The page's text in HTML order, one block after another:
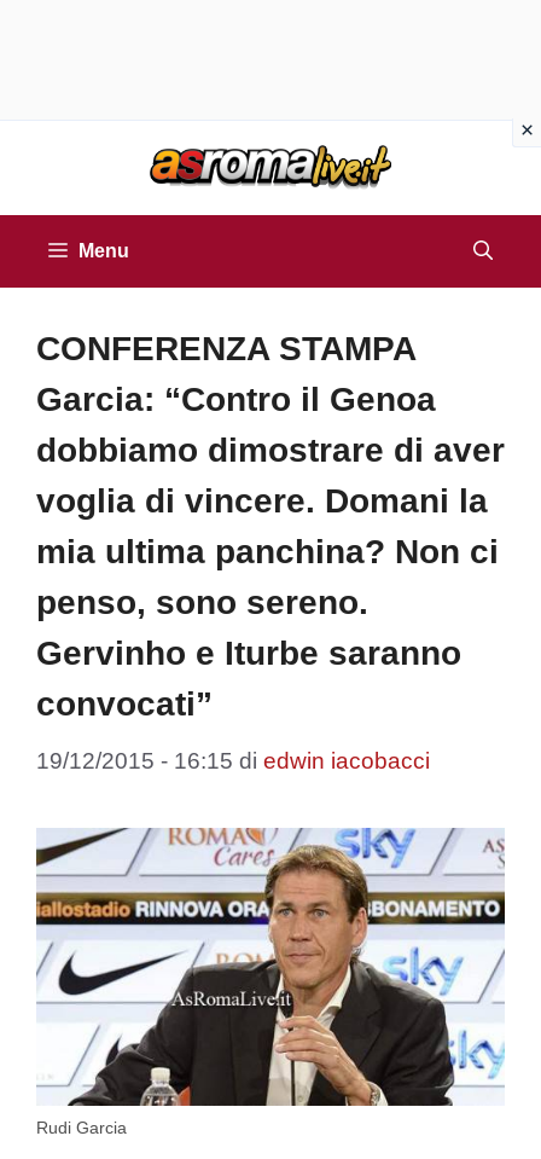
Menu
CONFERENZA STAMPA
Garcia: “Contro il Genoa
dobbiamo dimostrare di aver
voglia di vincere. Domani la
mia ultima panchina? Non ci
penso, sono sereno.
Gervinho e Iturbe saranno
convocati”
19/12/2015 - 16:15 di edwin iacobacci
Rudi Garcia